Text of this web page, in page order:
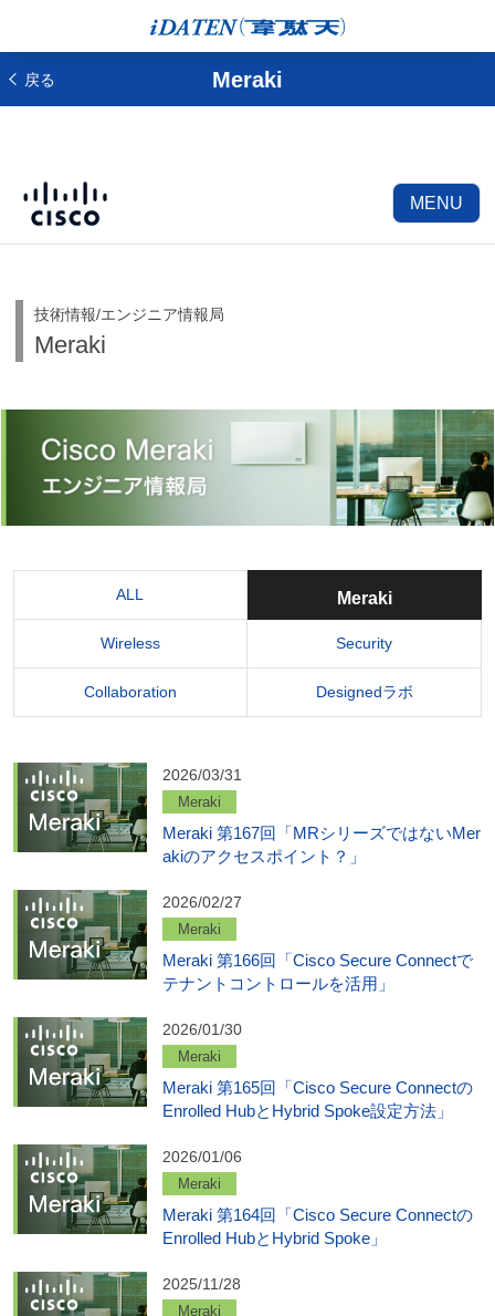
戻る Meraki
MENU
技術情報/エンジニア情報局
Meraki
ALL Meraki
Wireless Security
Collaboration Designedラボ
2026/03/31
Meraki
Meraki 第167回「MRシリーズではないMer
akiのアクセスポイント？」
2026/02/27
Meraki
Meraki 第166回「Cisco Secure Connectで
テナントコントロールを活用」
2026/01/30
Meraki
Meraki 第165回「Cisco Secure Connectの
Enrolled HubとHybrid Spoke設定方法」
2026/01/06
Meraki
Meraki 第164回「Cisco Secure Connectの
Enrolled HubとHybrid Spoke」
2025/11/28
Meraki